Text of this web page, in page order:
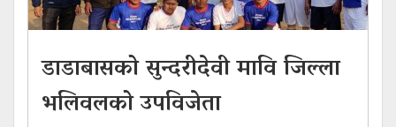
डाडाबासको सुन्दरीदेवी मावि जिल्ला
भलिवलको उपविजेता